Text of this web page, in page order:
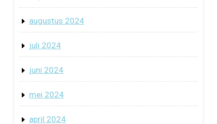
augustus 2024
juli 2024
juni 2024
mei 2024
april 2024